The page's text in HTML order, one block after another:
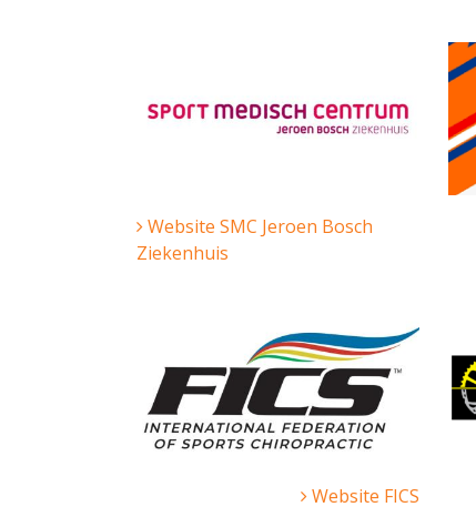
Website SMC Jeroen Bosch
Ziekenhuis
Website FICS